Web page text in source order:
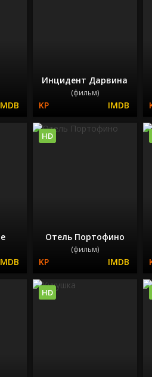
Инцидент Дарвина
(фильм)
Отель Портофино
(фильм)
HD
HD